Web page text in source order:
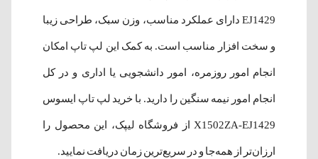
EJ1429 دارای عملکرد مناسب، وزن سبک، طراحی زیبا
و سخت افزار مناسب است. به کمک این لپ تاپ امکان
انجام امور روزمره، امور دانشجویی یا اداری و در کل
انجام امور نیمه سنگین را دارید. با خرید لپ‌ تاپ ایسوس
X1502ZA-EJ1429 از فروشگاه لیپک، این محصول را
ارزان‌تر از همه‌جا و در سریع‌ترین زمان دریافت نمایید.